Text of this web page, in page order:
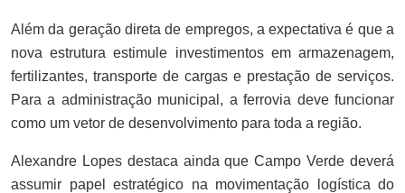
Além da geração direta de empregos, a expectativa é que a
nova estrutura estimule investimentos em armazenagem,
fertilizantes, transporte de cargas e prestação de serviços.
Para a administração municipal, a ferrovia deve funcionar
como um vetor de desenvolvimento para toda a região.
Alexandre Lopes destaca ainda que Campo Verde deverá
assumir papel estratégico na movimentação logística do